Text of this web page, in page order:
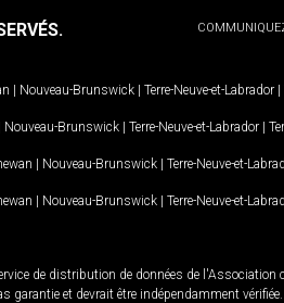
| Nouveau-Brunswick | Terre-Neuve-et-Labrador |
Nouveau-Brunswick | Terre-Neuve-et-Labrador |
| Nouveau-Brunswick | Terre-Neuve-et-
| Nouveau-Brunswick | Terre-Neuve-et-
de distribution de données de l'Association
et devrait être indépendamment